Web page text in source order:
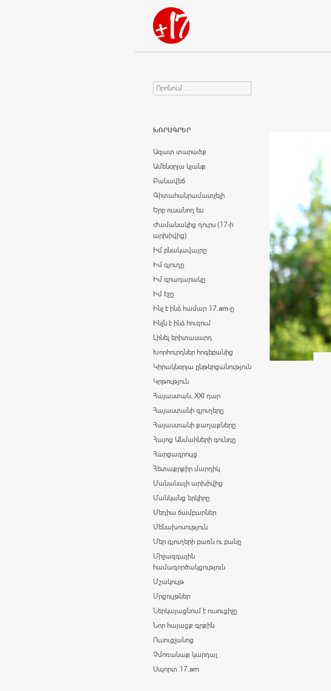
Որոնում
Search for:
ԽՈՐԱԳՐԵՐ
Ազատ տարածք
Ամենօրյա կյանք
Բանավեճ
Գիտահանրամատչելի
Երբ ուսանող ես
Ժամանակից դուրս (17-ի
արխիվից)
Իմ բնակավայրը
Իմ գյուղը
Իմ գրադարակը
Իմ էջը
Ինչ է ինձ համար 17.am-ը
Ինչն է ինձ հուզում
Լինել երիտասարդ
Խորհուրդներ հոգեբանից
Կիրակնօրյա ընթերցանություն
Կրթություն
Հայաստան, XXI դար
Հայաստանի գյուղերը
Հայաստանի քաղաքները
Հայոց Անմահների գունդը
Հարցազրույց
Հետաքրքիր մարդիկ
Մանանայի արխիվից
Մանկանց երկիրը
Մեդիա ճամբարներ
Մենախոսություն
Մեր գյուղերի բառն ու բանը
Միջազգային
համագործակցություն
Մշակույթ
Մրցույթներ
Ներկայացնում է ուսուցիչը
Նոր հայացք գրքին
Ուսուցչանոց
Չմոռանաք կարդալ
Սպորտ 17.am